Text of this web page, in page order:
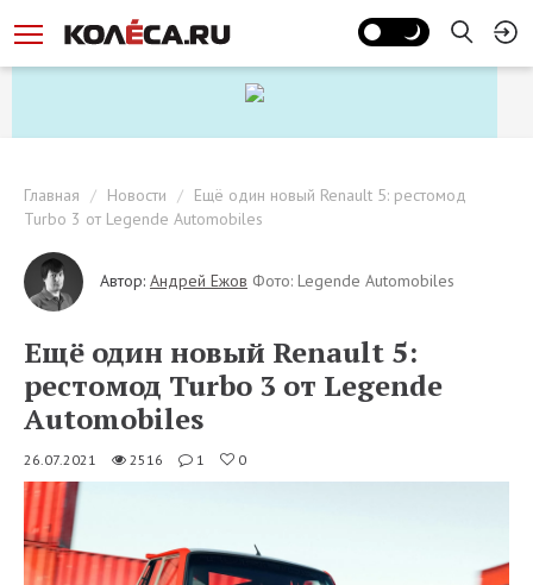
Главная Новости
Ещё один новый Renault 5: рестомод
Turbo 3 от Legende Automobiles
Автор: Андрей Ежов Фото: Legende Automobiles
Ещё один новый Renault 5:
рестомод Turbo 3 от Legende
Automobiles
26.07.2021 2516 1 0